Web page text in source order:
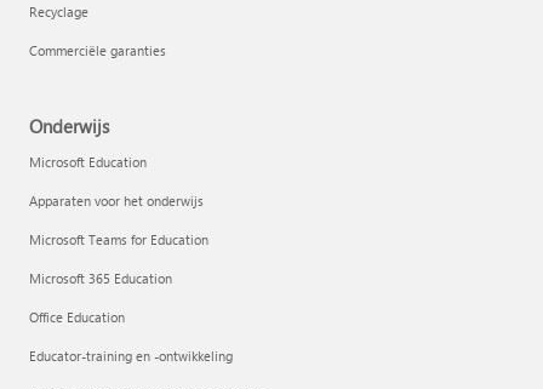
Recyclage
Commerciële garanties
Onderwijs
Microsoft Education
Apparaten voor het onderwijs
Microsoft Teams for Education
Microsoft 365 Education
Office Education
Educator-training en -ontwikkeling